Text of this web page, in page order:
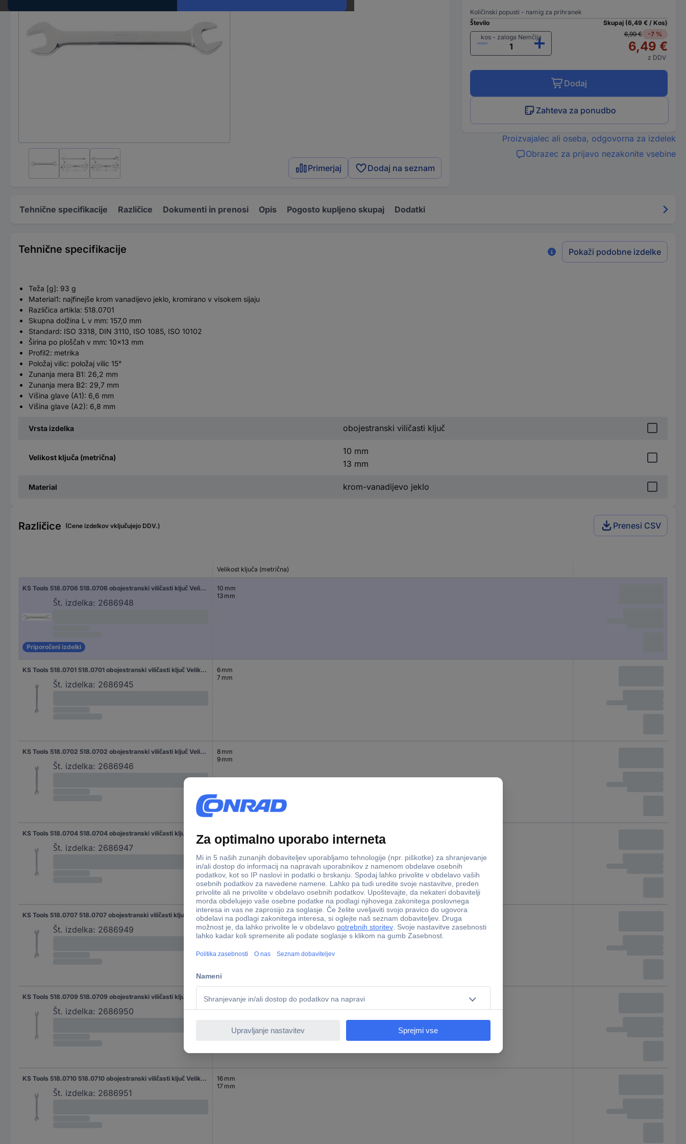
Primerjaj Dodaj na seznam
Količinski popusti - namig za prihranek
Število
kos - zaloga Nemčija
Skupaj (6,49 € / Kos)
6,99 €
-7 %
6,49 €
z DDV
Dodaj
Zahteva za ponudbo
Proizvajalec ali oseba, odgovorna za izdelek
Obrazec za prijavo nezakonite vsebine
Tehnične specifikacije Različice Dokumenti in prenosi Opis Pogosto kupljeno skupaj Dodatki
Tehnične specifikacije Pokaži podobne izdelke
Teža [g]: 93 g
Material1: najfinejše krom vanadijevo jeklo, kromirano v visokem sijaju
Različica artikla: 518.0701
Skupna dolžina L v mm: 157,0 mm
Standard: ISO 3318, DIN 3110, ISO 1085, ISO 10102
Širina po ploščah v mm: 10x13 mm
Profil2: metrika
Položaj vilic: položaj vilic 15°
Zunanja mera B1: 26,2 mm
Zunanja mera B2: 29,7 mm
Višina glave (A1): 6,6 mm
Višina glave (A2): 6,8 mm
Vrsta izdelka obojestranski viličasti ključ
Velikost ključa (metrična)
10 mm
13 mm
Material krom-vanadijevo jeklo
Različice (Cene izdelkov vključujejo DDV.) Prenesi CSV
Velikost ključa (metrična)
KS Tools 518.0706 518.0706 obojestranski viličasti ključ Velikost ključa (metrična) (samo za naslov) 10 - 13 mm
Št. izdelka: 2686948
Priporočeni izdelki
10 mm
13 mm
KS Tools 518.0701 518.0701 obojestranski viličasti ključ Velikost ključa (metrična) (samo za naslov) 6 - 7 mm
Št. izdelka: 2686945
6 mm
7 mm
KS Tools 518.0702 518.0702 obojestranski viličasti ključ Velikost ključa (metrična) (samo za naslov) 8 - 9 mm
Št. izdelka: 2686946
8 mm
9 mm
Št. izdelka: 2686947
10 mm
11 mm
KS Tools 518.0707 518.0707 obojestranski viličasti ključ Velikost ključa (metrična) (samo za naslov) 12 - 13 mm
Št. izdelka: 2686949
12 mm
13 mm
KS Tools 518.0709 518.0709 obojestranski viličasti ključ Velikost ključa (metrična) (samo za naslov) 14 - 15 mm
Št. izdelka: 2686950
14 mm
15 mm
KS Tools 518.0710 518.0710 obojestranski viličasti ključ Velikost ključa (metrična) (samo za naslov) 16 - 17 mm
Št. izdelka: 2686951
16 mm
17 mm